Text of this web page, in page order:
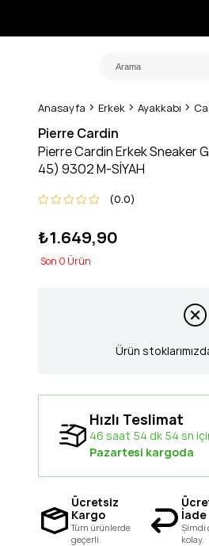
Anasayfa Erkek Ayakkabı
Pierre Cardin
Pierre Cardin Erkek Sneaker
45) 9302 M-SİYAH
0.0
₺1.649,90
0
Ürün
Hızlı Teslimat
46 saat 54 dk 53 sn
Pazartesi kargoda
Ücretsiz
Kargo
Tüm ürünlerde
geçerli.
İade
Şimdi
kolay.